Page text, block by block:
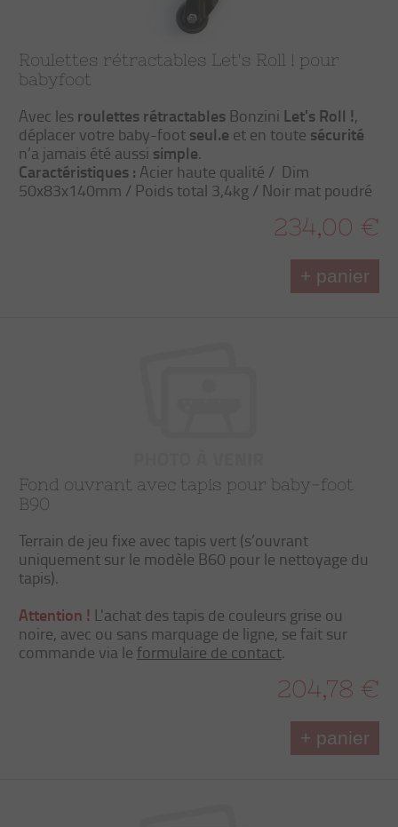
Roulettes rétractables Let's Roll ! pour
babyfoot
Avec les roulettes rétractables Bonzini Let's Roll !,
déplacer votre baby-foot seul.e et en toute sécurité
n’a jamais été aussi simple.
Caractéristiques : Acier haute qualité / Dim
50x83x140mm / Poids total 3,4kg / Noir mat poudré
234,00 €
+ panier
Fond ouvrant avec tapis pour baby-foot
B90
Terrain de jeu fixe avec tapis vert (s’ouvrant
uniquement sur le modèle B60 pour le nettoyage du
tapis).
Attention ! L'achat des tapis de couleurs grise ou
noire, avec ou sans marquage de ligne, se fait sur
commande via le formulaire de contact.
204,78 €
+ panier